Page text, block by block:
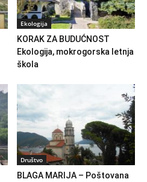
Ekologija
KORAK ZA BUDUĆNOST
Ekologija, mokrogorska letnja
škola
Društvo
BLAGA MARIJA – Poštovana